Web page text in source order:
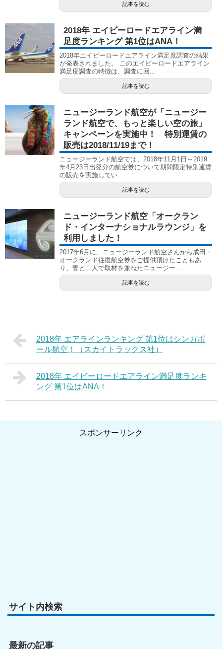
記事を読む
2018年 エイビーロードエアライン満
足度ランキング 第1位はANA！
2018年エイビーロードエアライン満足度調査の結果
が発表されました。 このエイビーロードエアライン
満足度調査の特徴は、調査に回...
記事を読む
ニュージーランド航空が「ニュージー
ランド航空で、もっと楽しい空の旅」
キャンペーンを実施中！ 特別運賃の
販売は2018/11/19まで！
ニュージーランド航空では、2018年11月1日～2019
年4月23日出発分の航空券について期間限定特別運賃
の販売を実施してい...
記事を読む
ニュージーランド航空「オークラン
ド・インターナショナルラウンジ」を
利用しました！
2017年6月に、ニュージーランド航空さんから成田・
オークランド往復航空券をご提供頂けたこともあ
り、妻と二人で取材を兼ねたニュージー...
記事を読む
2018年 エアラインランキング 第1位はシンガポ
ール航空！（スカイトラックス社）
2018年 エイビーロードエアライン満足度ランキ
ング 第1位はANA！
スポンサーリンク
サイト内検索
最新の記事